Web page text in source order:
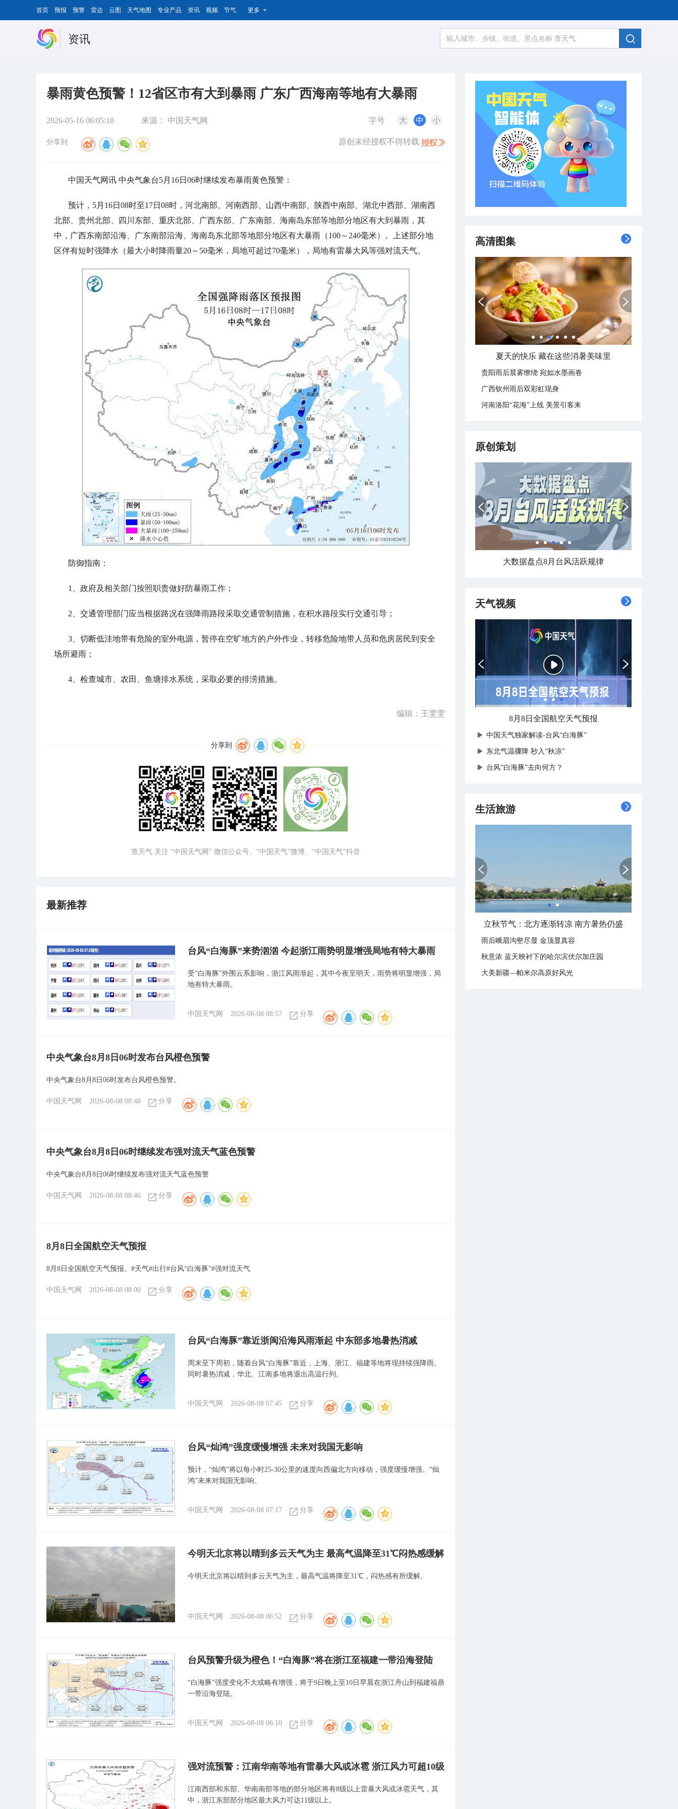
首页 预报 预警 雷达 云图 天气地图 专业产品 资讯 视频 节气 更多
资讯
暴雨黄色预警！12省区市有大到暴雨 广东广西海南等地有大暴雨
2026-05-16 06:05:18 来源： 中国天气网 字号 大 中 小
分享到 原创未经授权不得转载
中国天气网讯 中央气象台5月16日06时继续发布暴雨黄色预警：
预计，5月16日08时至17日08时，河北南部、河南西部、山西中南部、陕西中南部、湖北中西部、湖南西
北部、贵州北部、四川东部、重庆北部、广西东部、广东南部、海南岛东部等地部分地区有大到暴雨，其
中，广西东南部沿海、广东南部沿海、海南岛东北部等地部分地区有大暴雨（100～240毫米）。上述部分地
区伴有短时强降水（最大小时降雨量20～50毫米，局地可超过70毫米），局地有雷暴大风等强对流天气。
防御指南：
1、政府及相关部门按照职责做好防暴雨工作；
2、交通管理部门应当根据路况在强降雨路段采取交通管制措施，在积水路段实行交通引导；
3、切断低洼地带有危险的室外电源，暂停在空旷地方的户外作业，转移危险地带人员和危房居民到安全
场所避雨；
4、检查城市、农田、鱼塘排水系统，采取必要的排涝措施。
编辑：王雯雯
分享到
查天气 关注 “中国天气网” 微信公众号、“中国天气”微博、“中国天气”抖音
最新推荐
台风“白海豚”来势汹汹 今起浙江雨势明显增强局地有特大暴雨
受“白海豚”外围云系影响，浙江风雨渐起，其中今夜至明天，雨势将明显增强，局
地有特大暴雨。
中国天气网 2026-08-08 08:57 分享
中央气象台8月8日06时发布台风橙色预警
中央气象台8月8日06时发布台风橙色预警。
中国天气网 2026-08-08 08:48 分享
中央气象台8月8日06时继续发布强对流天气蓝色预警
中央气象台8月8日06时继续发布强对流天气蓝色预警
中国天气网 2026-08-08 08:46 分享
8月8日全国航空天气预报
8月8日全国航空天气预报。#天气#出行#台风“白海豚”#强对流天气
中国天气网 2026-08-08 08:00 分享
台风“白海豚”靠近浙闽沿海风雨渐起 中东部多地暑热消减
周末至下周初，随着台风“白海豚”靠近，上海、浙江、福建等地将现持续强降雨。
同时暑热消减，华北、江南多地将退出高温行列。
中国天气网 2026-08-08 07:45 分享
台风“灿鸿”强度缓慢增强 未来对我国无影响
预计，“灿鸿”将以每小时25-30公里的速度向西偏北方向移动，强度缓慢增强。“灿
鸿”未来对我国无影响。
中国天气网 2026-08-08 07:17 分享
今明天北京将以晴到多云天气为主 最高气温降至31℃闷热感缓解
今明天北京将以晴到多云天气为主，最高气温将降至31℃，闷热感有所缓解。
中国天气网 2026-08-08 06:52 分享
台风预警升级为橙色！“白海豚”将在浙江至福建一带沿海登陆
“白海豚”强度变化不大或略有增强，将于9日晚上至10日早晨在浙江舟山到福建福鼎
一带沿海登陆。
中国天气网 2026-08-08 06:10 分享
强对流预警：江南华南等地有雷暴大风或冰雹 浙江风力可超10级
江南西部和东部、华南南部等地的部分地区将有8级以上雷暴大风或冰雹天气，其
中，浙江东部部分地区最大风力可达11级以上。
高清图集
夏天的快乐 藏在这些消暑美味里
贵阳雨后晨雾缭绕 宛如水墨画卷
广西钦州雨后双彩虹现身
河南洛阳“花海”上线 美景引客来
原创策划
大数据盘点8月台风活跃规律
天气视频
8月8日全国航空天气预报
中国天气独家解读-台风“白海豚”
东北气温骤降 秒入“秋凉”
台风“白海豚”去向何方？
生活旅游
立秋节气：北方逐渐转凉 南方暑热仍盛
雨后峨眉沟壑尽显 金顶显真容
秋意浓 蓝天映衬下的哈尔滨伏尔加庄园
大美新疆—帕米尔高原好风光